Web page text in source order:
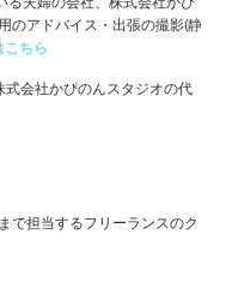
のアドバイス・出張の撮影(静
こちら
会社かぴのんスタジオの代
で担当するフリーランスのク